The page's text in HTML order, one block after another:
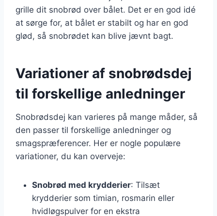
grille dit snobrød over bålet. Det er en god idé
at sørge for, at bålet er stabilt og har en god
glød, så snobrødet kan blive jævnt bagt.
Variationer af snobrødsdej
til forskellige anledninger
Snobrødsdej kan varieres på mange måder, så
den passer til forskellige anledninger og
smagspræferencer. Her er nogle populære
variationer, du kan overveje:
Snobrød med krydderier: Tilsæt
krydderier som timian, rosmarin eller
hvidløgspulver for en ekstra